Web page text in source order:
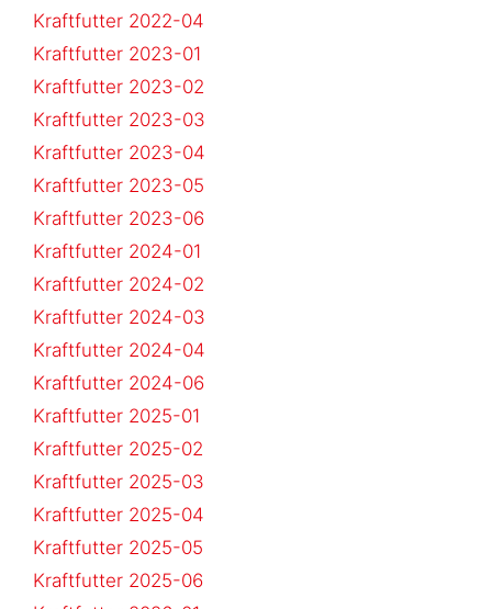
Kraftfutter 2022-04
Kraftfutter 2023-01
Kraftfutter 2023-02
Kraftfutter 2023-03
Kraftfutter 2023-04
Kraftfutter 2023-05
Kraftfutter 2023-06
Kraftfutter 2024-01
Kraftfutter 2024-02
Kraftfutter 2024-03
Kraftfutter 2024-04
Kraftfutter 2024-06
Kraftfutter 2025-01
Kraftfutter 2025-02
Kraftfutter 2025-03
Kraftfutter 2025-04
Kraftfutter 2025-05
Kraftfutter 2025-06